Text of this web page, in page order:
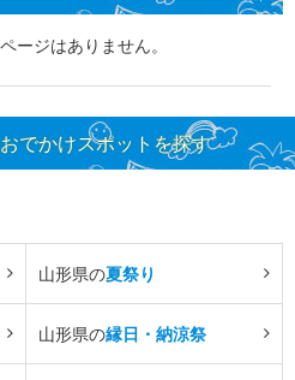
ージはありません。
でかけスポットを探す
山形県の夏祭り
山形県の縁日・納涼祭